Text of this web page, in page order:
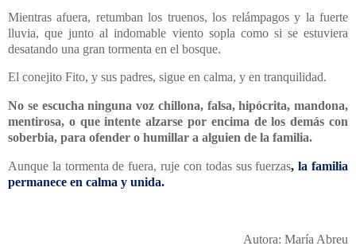
Mientras afuera, retumban los truenos, los relámpagos y la fuerte
lluvia, que junto al indomable viento sopla como si se estuviera
desatando una gran tormenta en el bosque.
El conejito Fito, y sus padres, sigue en calma, y en tranquilidad.
No se escucha ninguna voz chillona, falsa, hipócrita, mandona,
mentirosa, o que intente alzarse por encima de los demás con
soberbia, para ofender o humillar a alguien de la familia.
Aunque la tormenta de fuera, ruje con todas sus fuerzas, la familia
permanece en calma y unida.
Autora: María Abreu